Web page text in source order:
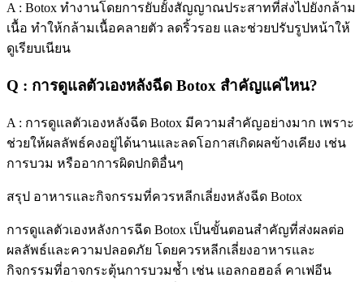
A : Botox ทำงานโดยการยับยั้งสัญญาณประสาทที่ส่งไปยังกล้าม
เนื้อ ทำให้กล้ามเนื้อคลายตัว ลดริ้วรอย และช่วยปรับรูปหน้าให้
ดูเรียบเนียน
Q : การดูแลตัวเองหลังฉีด Botox สำคัญแค่ไหน?
A : การดูแลตัวเองหลังฉีด Botox มีความสำคัญอย่างมาก เพราะ
ช่วยให้ผลลัพธ์คงอยู่ได้นานและลดโอกาสเกิดผลข้างเคียง เช่น
การบวม หรืออาการผิดปกติอื่นๆ
สรุป อาหารและกิจกรรมที่ควรหลีกเลี่ยงหลังฉีด Botox
การดูแลตัวเองหลังการฉีด Botox เป็นขั้นตอนสำคัญที่ส่งผลต่อ
ผลลัพธ์และความปลอดภัย โดยควรหลีกเลี่ยงอาหารและ
กิจกรรมที่อาจกระตุ้นการบวมช้ำ เช่น แอลกอฮอล์ คาเฟอีน